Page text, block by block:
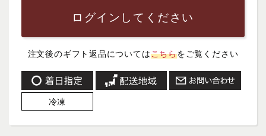
ログインしてください
注文後のギフト返品についてはこちらをご覧ください
冷凍